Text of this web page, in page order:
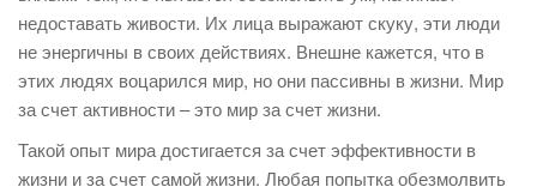
недоставать живости. Их лица выражают скуку, эти люди
не энергичны в своих действиях. Внешне кажется, что в
этих людях воцарился мир, но они пассивны в жизни. Мир
за счет активности – это мир за счет жизни.
Такой опыт мира достигается за счет эффективности в
жизни и за счет самой жизни. Любая попытка обезмолвить